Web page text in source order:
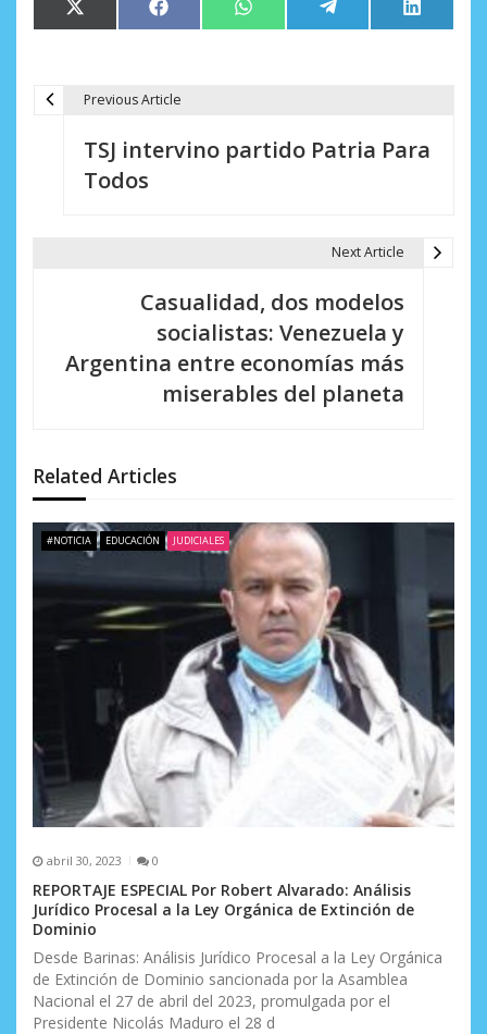
Compartir
en
X
(Twitter)
Compartir
en
Facebook Compartir
en
WhatsApp Compartir
en
Telegram
en
LinkedIn
n
d
e
e
a
d
a
s
Previous Article
TSJ intervino partido Patria Para
Todos
Next Article
Casualidad, dos modelos
socialistas: Venezuela y
Argentina entre economías más
miserables del planeta
Related Articles
#NOTICIA EDUCACIÓN JUDICIALES
abril 30, 2023 0
REPORTAJE ESPECIAL Por Robert Alvarado: Análisis
Jurídico Procesal a la Ley Orgánica de Extinción de
Dominio
Desde Barinas: Análisis Jurídico Procesal a la Ley Orgánica
de Extinción de Dominio sancionada por la Asamblea
Nacional el 27 de abril del 2023, promulgada por el
Presidente Nicolás Maduro el 28 d